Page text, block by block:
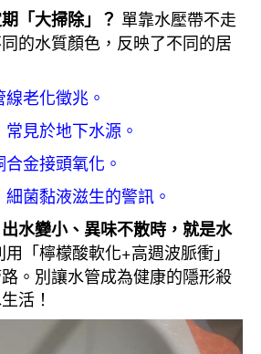
「大掃除」？ 單靠水壓帶不走
的水質顏色，反映了不同的居
線老化徵兆。
常見於地下水源。
合金接頭氧化。
細菌黏液滋生的警訊。
水變小、異味不散時，就是水
用「檸檬酸軟化+高週波脈衝」
。別讓水管成為健康的隱形殺
活！